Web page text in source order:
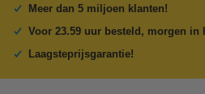
Meer dan 5 miljoen klanten!
Voor 23.59 uur besteld, morgen in
Laagsteprijsgarantie!